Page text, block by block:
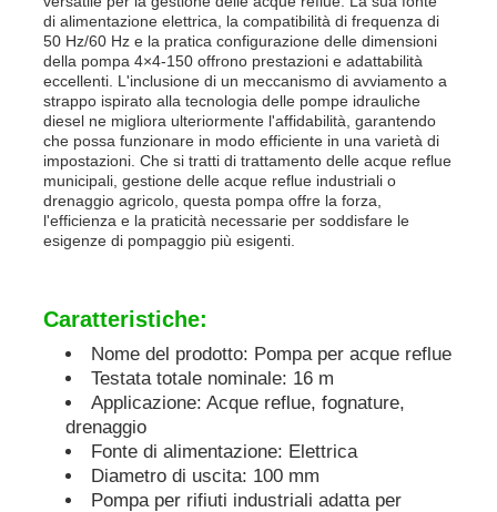
Generatore a basso rumore
Manutenzione del generatore
Gruppo elettrogeno per saldatura
motore diesel del generatore
pompa per acqua di scarico
di alimentazione elettrica, la compatibilità di frequenza di
50 Hz/60 Hz e la pratica configurazione delle dimensioni
della pompa 4×4-150 offrono prestazioni e adattabilità
eccellenti. L'inclusione di un meccanismo di avviamento a
strappo ispirato alla tecnologia delle pompe idrauliche
diesel ne migliora ulteriormente l'affidabilità, garantendo
che possa funzionare in modo efficiente in una varietà di
impostazioni. Che si tratti di trattamento delle acque reflue
municipali, gestione delle acque reflue industriali o
drenaggio agricolo, questa pompa offre la forza,
l'efficienza e la praticità necessarie per soddisfare le
esigenze di pompaggio più esigenti.
Caratteristiche:
Nome del prodotto: Pompa per acque reflue
Testata totale nominale: 16 m
Applicazione: Acque reflue, fognature,
drenaggio
Fonte di alimentazione: Elettrica
Diametro di uscita: 100 mm
Pompa per rifiuti industriali adatta per